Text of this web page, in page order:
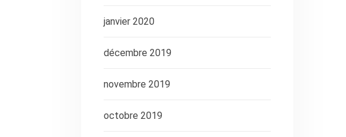
janvier 2020
décembre 2019
novembre 2019
octobre 2019